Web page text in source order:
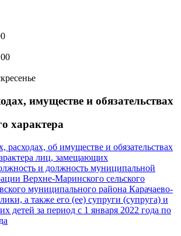
имуществе и обязательствах
характера
расходах, об имуществе и обязательствах
лиц, замещающих
и должность муниципальной
Верхне-Маринского сельского
муниципального района Карачаево-
а также его (ее) супруги (супруга) и
детей за период с 1 января 2022 года по